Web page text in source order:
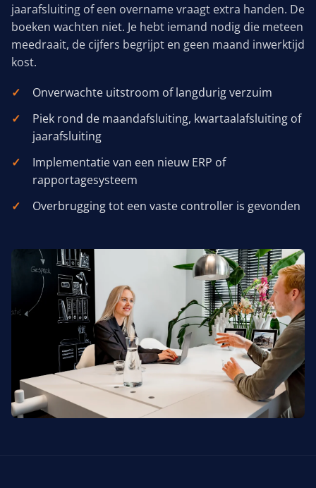
jaarafsluiting of een overname vraagt extra handen. De
boeken wachten niet. Je hebt iemand nodig die meteen
meedraait, de cijfers begrijpt en geen maand inwerktijd
kost.
Onverwachte uitstroom of langdurig verzuim
Piek rond de maandafsluiting, kwartaalafsluiting of
jaarafsluiting
Implementatie van een nieuw ERP of
rapportagesysteem
Overbrugging tot een vaste controller is gevonden